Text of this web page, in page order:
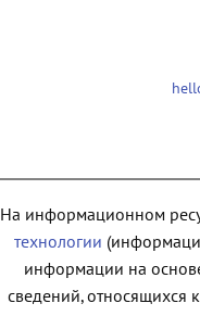
На информационном
технологии
информации на
сведений, относящихся